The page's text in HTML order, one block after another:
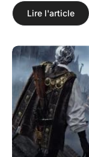
Lire l'article